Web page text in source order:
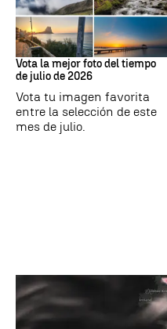
Tus imágenes
Vota la mejor foto del tiempo
de julio de 2026
Vota tu imagen favorita
entre la selección de este
mes de julio.